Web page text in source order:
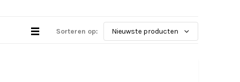
Sorteren op: